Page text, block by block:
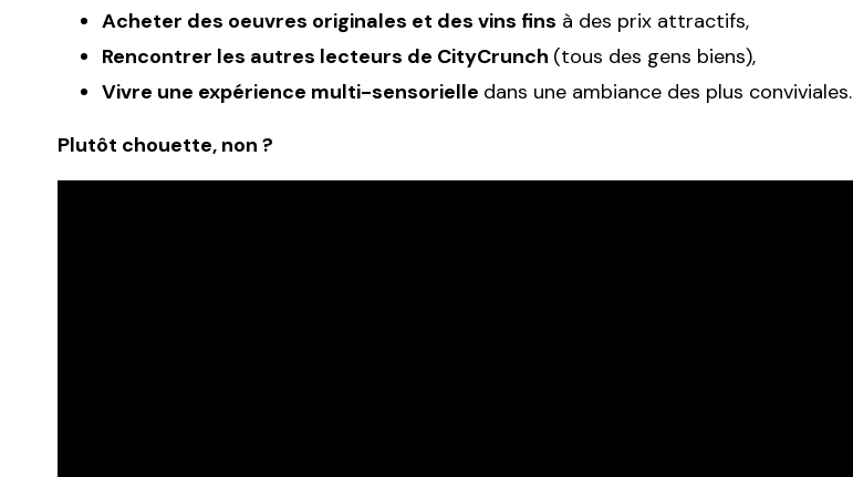
Acheter des oeuvres originales et des vins fins à des prix attractifs,
Rencontrer les autres lecteurs de CityCrunch (tous des gens biens),
Vivre une expérience multi-sensorielle dans une ambiance des plus conviviales.
Plutôt chouette, non ?